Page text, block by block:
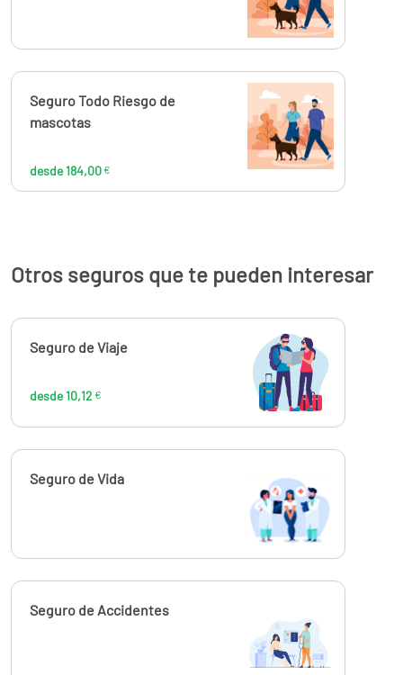
Calcúlalo ahora
Seguro Todo Riesgo de
mascotas
desde 184,00 €
184,00€
Otros seguros que te pueden interesar
Calcúlalo ahora
Seguro de Viaje
desde 10,12 € 10,12€
Calcúlalo ahora
Seguro de Vida
Calcúlalo ahora
Seguro de Accidentes